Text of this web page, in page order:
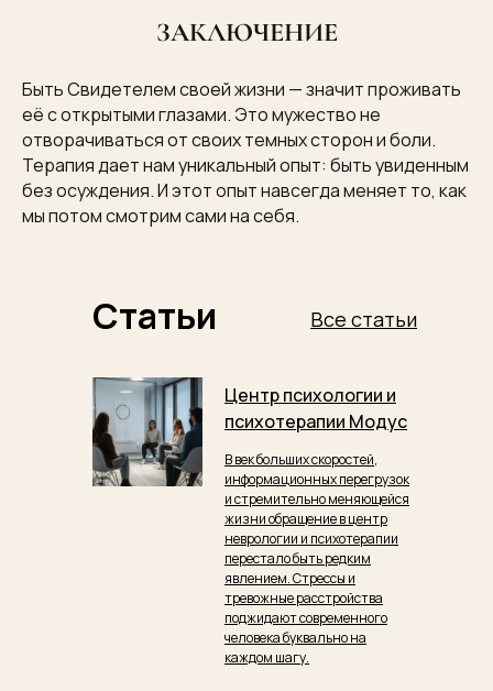
ЗАКЛЮЧЕНИЕ
Быть Свидетелем своей жизни — значит проживать
её с открытыми глазами. Это мужество не
отворачиваться от своих темных сторон и боли.
Терапия дает нам уникальный опыт: быть увиденным
без осуждения. И этот опыт навсегда меняет то, как
мы потом смотрим сами на себя.
В век больших скоростей,
информационных перегрузок
и стремительно меняющейся
жизни обращение в центр
неврологии и психотерапии
перестало быть редким
явлением. Стрессы и
тревожные расстройства
поджидают современного
человека буквально на
каждом шагу.
Центр психологии и
психотерапии Модус
Статьи Все статьи